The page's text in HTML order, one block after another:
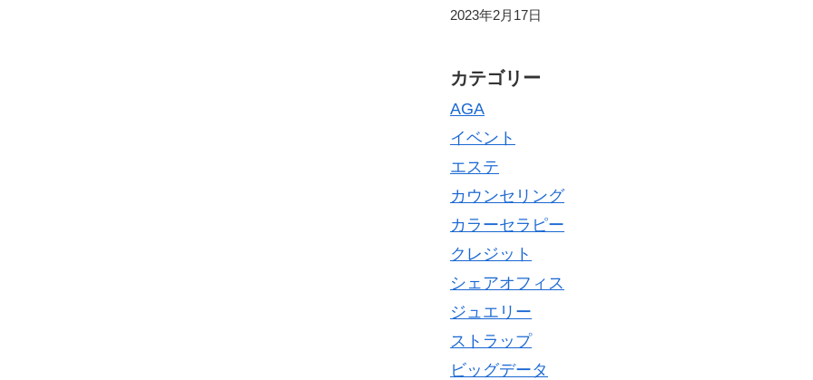
2023年2月17日
カテゴリー
AGA
イベント
エステ
カウンセリング
カラーセラピー
クレジット
シェアオフィス
ジュエリー
ストラップ
ビッグデータ